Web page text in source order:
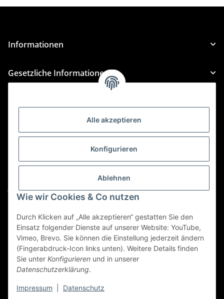
Alle akzeptieren
Konfigurieren
Ablehnen
Wie wir Cookies & Co nutzen
Durch Klicken auf „Alle akzeptieren“ gestatten Sie den
Einsatz folgender Dienste auf unserer Website: YouTube,
Vimeo, Brevo. Sie können die Einstellung jederzeit ändern
(Fingerabdruck-Icon links unten). Weitere Details finden
Sie unter Konfigurieren und in unserer
Datenschutzerklärung.
Impressum Datenschutz
Informationen
Gesetzliche Informationen
Für Custom Anfragen und Custom Bestellungen auch
custom@htr-shop.com
Für Trikot-Anfragen und Bestellungen
teamwear@htr-shop.com
Für Reklamationen und Retouren
reklamation@htr-shop.com